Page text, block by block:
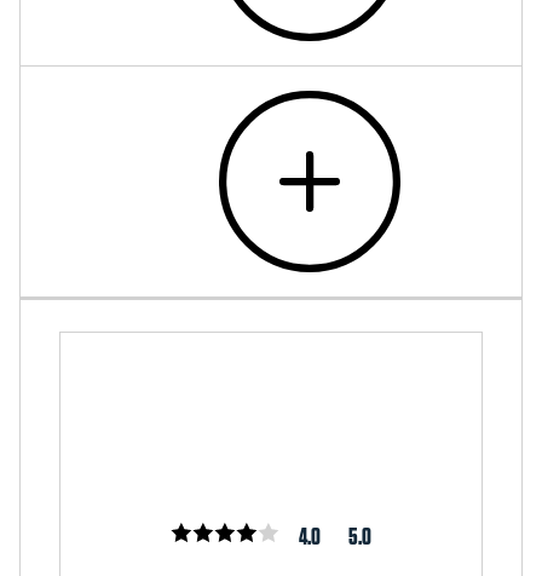
4.0 5.0